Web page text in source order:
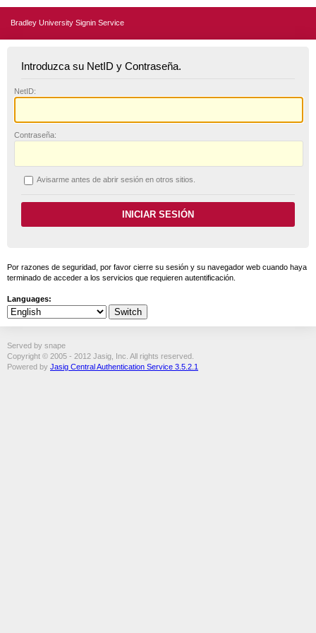
Bradley University Signin Service
Introduzca su NetID y Contraseña.
NetID:
Contraseña:
Avisarme antes de abrir sesión en otros sitios.
Por razones de seguridad, por favor cierre su sesión y su navegador web cuando haya
terminado de acceder a los servicios que requieren autentificación.
Languages:
Served by snape
Copyright © 2005 - 2012 Jasig, Inc. All rights reserved.
Powered by Jasig Central Authentication Service 3.5.2.1